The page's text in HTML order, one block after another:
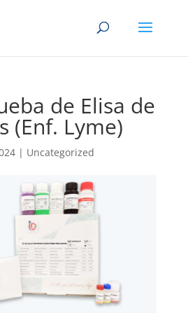
de Elisa de
(Enf. Lyme)
| Uncategorized